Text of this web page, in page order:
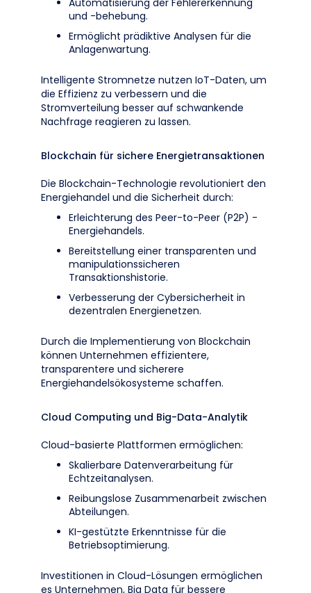
Automatisierung der Fehlererkennung
und -behebung.
Ermöglicht prädiktive Analysen für die
Anlagenwartung.
Intelligente Stromnetze nutzen IoT-Daten, um
die Effizienz zu verbessern und die
Stromverteilung besser auf schwankende
Nachfrage reagieren zu lassen.
Blockchain für sichere Energietransaktionen
Die Blockchain-Technologie revolutioniert den
Energiehandel und die Sicherheit durch:
Erleichterung des Peer-to-Peer (P2P) -
Energiehandels.
Bereitstellung einer transparenten und
manipulationssicheren
Transaktionshistorie.
Verbesserung der Cybersicherheit in
dezentralen Energienetzen.
Durch die Implementierung von Blockchain
können Unternehmen effizientere,
transparentere und sicherere
Energiehandelsökosysteme schaffen.
Cloud Computing und Big-Data-Analytik
Cloud-basierte Plattformen ermöglichen:
Skalierbare Datenverarbeitung für
Echtzeitanalysen.
Reibungslose Zusammenarbeit zwischen
Abteilungen.
KI-gestützte Erkenntnisse für die
Betriebsoptimierung.
Investitionen in Cloud-Lösungen ermöglichen
es Unternehmen, Big Data für bessere